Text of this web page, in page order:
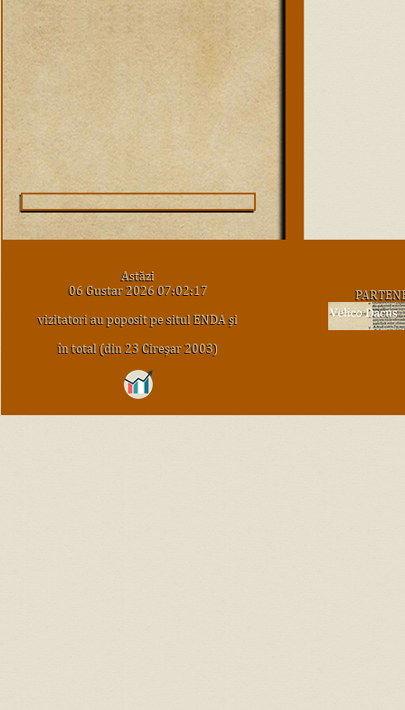
Astăzi
06 Gustar 2026 07:02:17
vizitatori au poposit pe situl ENDA şi
în total (din 23 Cireşar 2003)